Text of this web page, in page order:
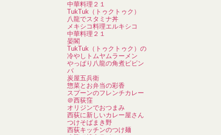
中華料理２１
TukTuk（トゥクトゥク）
八龍でスタミナ丼
メキシコ料理エルキシコ
中華料理２１
晏閣
TukTuk（トゥクトゥク）の
冷やしトムヤムラーメン
やっぱり八龍の角煮ビビン
バ
炭屋五兵衛
惣菜とお弁当の彩香
スプーンのフレンチカレー
＠西荻窪
オリジンでおつまみ
西荻に新しいカレー屋さん
つけそばまき野
西荻キッチンのつけ麺